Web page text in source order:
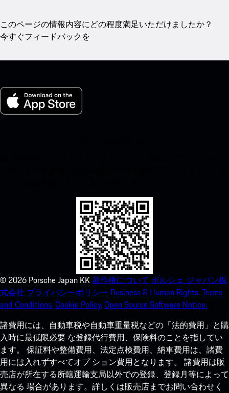
このページの情報内容にどの程度満足いただけましたか？
今すぐフィードバックを
© 2026 Porsche Japan KK著作権について ポルシェ ジャパン株
式会社 プライバシーポリシー Business & Human Rights.Terms
and Conditions.Cookie Policy.Open Source Software Notice.
諸費用には、自動車税や自動車重量税などの「法的費用」と購
入時に最低限必要 な登録代行費用、保険料のことを指してい
ます。 保証料や整備費用、法定点検費用、納車費用は、諸費
用には入れずすべてオプ ション費用となります。 諸費用は販
売店が所在する所轄運輸支局以外での登録、登録月等によって
異なる 場合があります。詳しくは販売店までお問い合わせく